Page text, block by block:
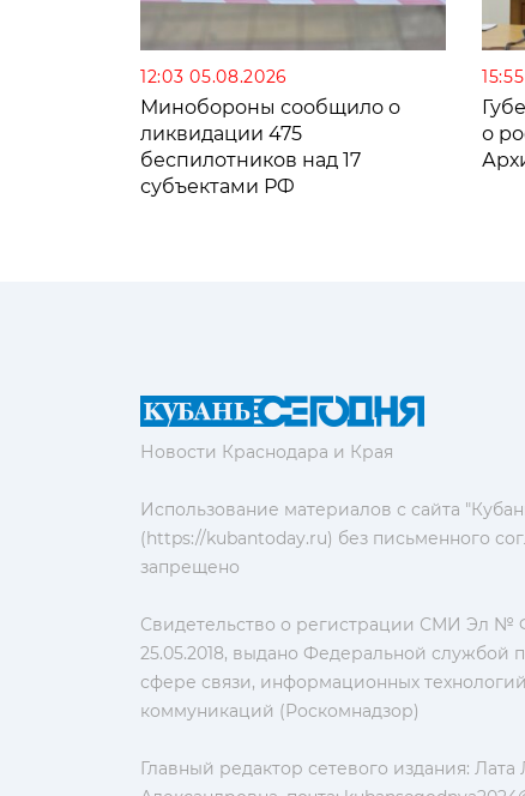
12:03 05.08.2026
Минобороны сообщило о
ликвидации 475
беспилотников над 17
субъектами РФ
о
Новости Краснодара и Края
Использование материалов с сайта
(https://kubantoday.ru) без письменного
запрещено
Свидетельство о регистрации СМИ Эл №
25.05.2018, выдано Федеральной службой
сфере связи, информационных
коммуникаций (Роскомнадзор)
Главный редактор сетевого издания: